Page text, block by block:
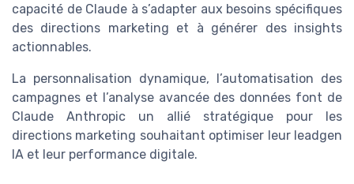
capacité de Claude à s’adapter aux besoins spécifiques
des directions marketing et à générer des insights
actionnables.
La personnalisation dynamique, l’automatisation des
campagnes et l’analyse avancée des données font de
Claude Anthropic un allié stratégique pour les
directions marketing souhaitant optimiser leur leadgen
IA et leur performance digitale.